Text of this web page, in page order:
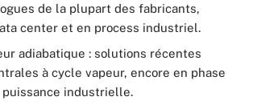
de la plupart des fabricants,
center et en process industriel.
adiabatique : solutions récentes
à cycle vapeur, encore en phase
industrielle.